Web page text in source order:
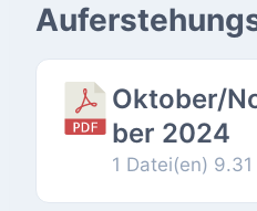
Oktober/
ber 2024
1 Datei(en) 9.31